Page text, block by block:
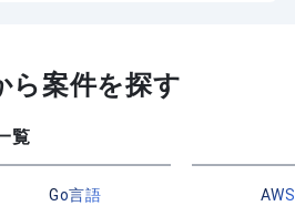
ら案件を探す
覧
Go言語
AWS